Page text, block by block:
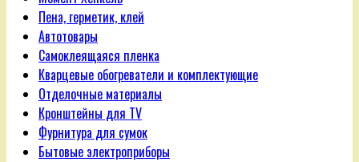
Пена, герметик, клей
Автотовары
Самоклеящаяся пленка
Кварцевые обогреватели и комплектующие
Отделочные материалы
Кронштейны для TV
Фурнитура для сумок
Бытовые электроприборы